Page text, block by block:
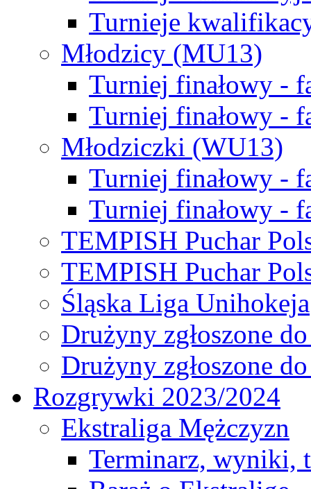
Turnieje
Młodzicy (MU13)
Turniej finałowy -
Turniej finałowy -
Młodziczki (WU13)
Turniej finałowy -
Turniej finałowy -
TEMPISH Puchar
TEMPISH Puchar
Śląska Liga Unihokeja
Drużyny zgłoszone
Drużyny zgłoszone
Rozgrywki 2023/2024
Ekstraliga Mężczyzn
Terminarz, wyniki,